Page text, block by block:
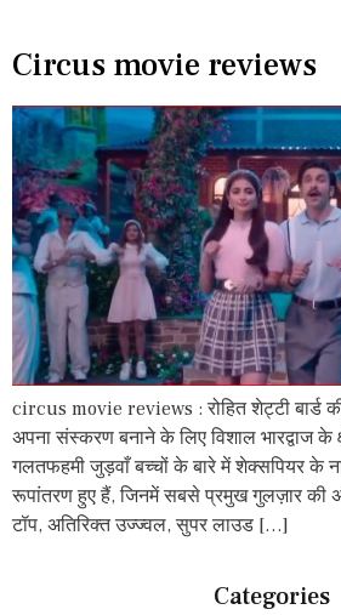
Circus movie reviews
circus movie reviews : रोहित शेट्टी बार्ड
अपना संस्करण बनाने के लिए विशाल भारद्वाज के
गलतफहमी जुड़वाँ बच्चों के बारे में शेक्सपियर के
रूपांतरण हुए हैं, जिनमें सबसे प्रमुख गुलज़ार की
टॉप, अतिरिक्त उज्ज्वल, सुपर लाउड […]
Categories